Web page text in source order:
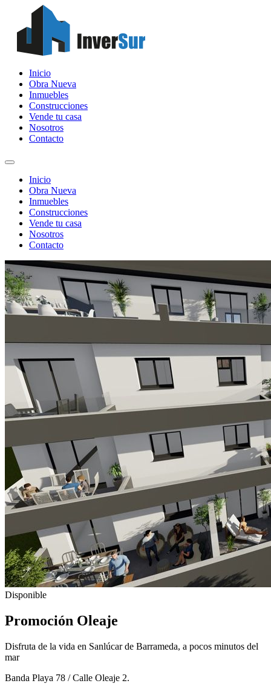
Inicio
Obra Nueva
Inmuebles
Construcciones
Vende tu casa
Nosotros
Contacto
Inicio
Obra Nueva
Inmuebles
Construcciones
Vende tu casa
Nosotros
Contacto
Disponible
Promoción Oleaje
Disfruta de la vida en Sanlúcar de Barrameda, a pocos minutos del
mar
Banda Playa 78 / Calle Oleaje 2.